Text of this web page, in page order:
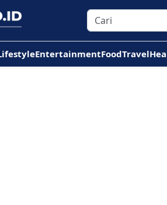
EntertainmentFoodTravel